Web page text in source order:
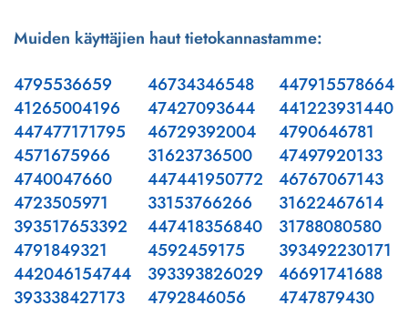
Muiden käyttäjien haut tietokannastamme:
4795536659
41265004196
447477171795
4571675966
4740047660
4723505971
393517653392
4791849321
442046154744
393338427173
46734346548
47427093644
46729392004
31623736500
447441950772
33153766266
447418356840
4592459175
393393826029
4792846056
447915578664
441223931440
4790646781
47497920133
46767067143
31622467614
31788080580
393492230171
46691741688
4747879430